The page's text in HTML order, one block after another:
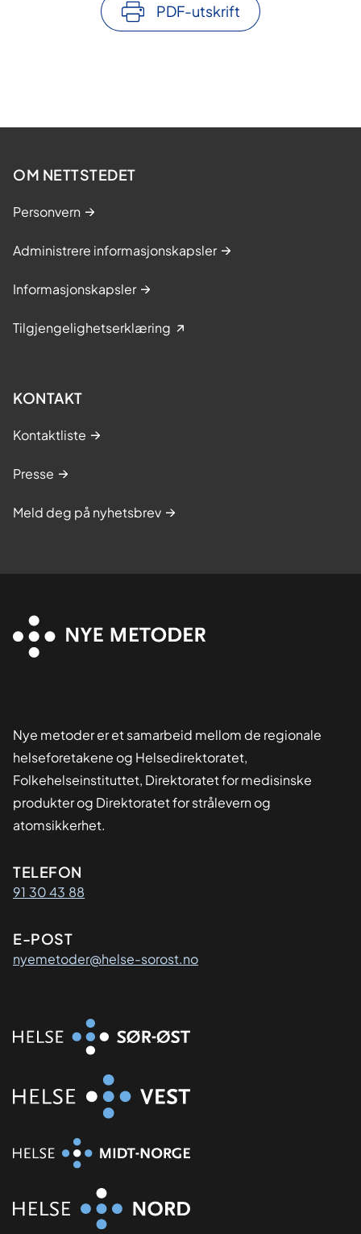
PDF-utskrift
OM NETTSTEDET
Personvern
Administrere informasjonskapsler
Informasjonskapsler
Tilgjengelighetserklæring
KONTAKT
Kontaktliste
Presse
Meld deg på nyhetsbrev
Nye metoder er et samarbeid mellom de regionale
helseforetakene og Helsedirektoratet,
Folkehelseinstituttet, Direktoratet for medisinske
produkter og Direktoratet for strålevern og
atomsikkerhet.
Kontaktinformasjon
TELEFON
91 30 43 88
E-POST
nyemetoder@helse-sorost.no
Organisasjon